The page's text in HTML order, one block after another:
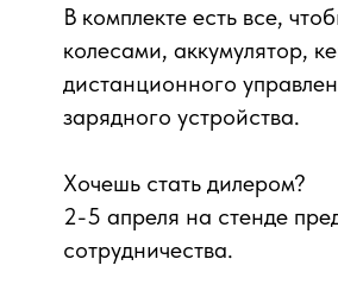
В комплекте есть все,
колесами, аккумулятор,
дистанционного
зарядного устройства.
Хочешь стать дилером?
2-5 апреля на стенде
сотрудничества.